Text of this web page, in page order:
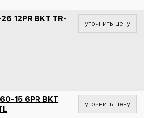
12PR BKT TR-
уточнить цену
15 6PR BKT
уточнить цену